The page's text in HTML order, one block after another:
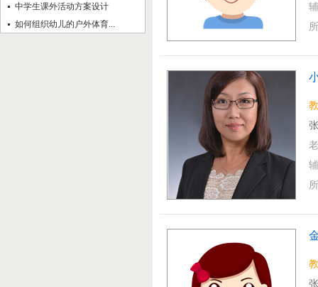
中学生课外活动方案设计
如何组织幼儿的户外体育...